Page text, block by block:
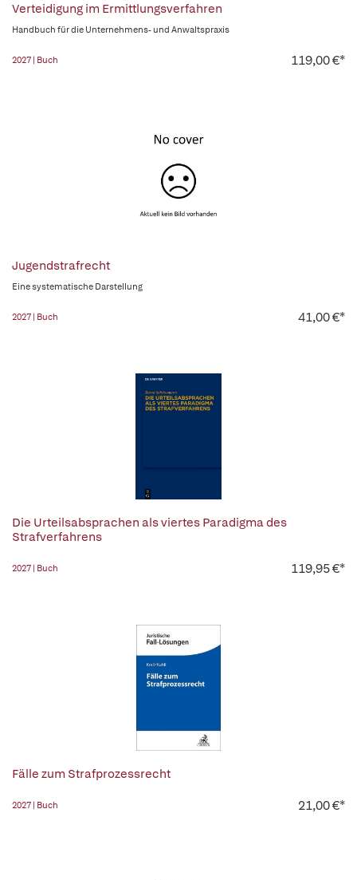
Verteidigung im Ermittlungsverfahren
Handbuch für die Unternehmens- und Anwaltspraxis
2027 | Buch 119,00 €*
Jugendstrafrecht
Eine systematische Darstellung
2027 | Buch 41,00 €*
Die Urteilsabsprachen als viertes Paradigma des
Strafverfahrens
2027 | Buch 119,95 €*
Fälle zum Strafprozessrecht
2027 | Buch 21,00 €*